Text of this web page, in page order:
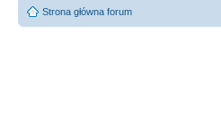
Strona główna forum